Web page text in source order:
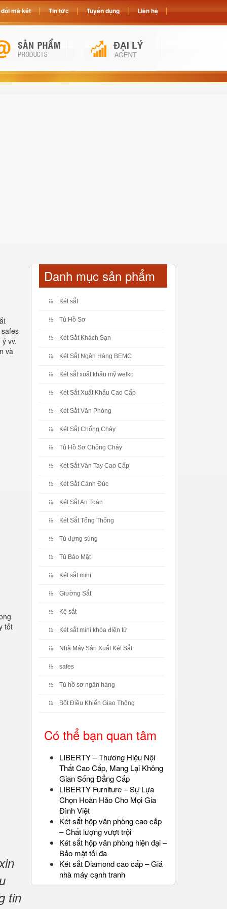
vv.
và
tốt
tin
Danh mục sản phẩm
Két sắt
Tủ Hồ Sơ
Két Sắt Khách Sạn
Két Sắt Ngân Hàng BEMC
Két sắt xuất khẩu mỹ welko
Két Sắt Xuất Khẩu Cao Cấp
Két Sắt Văn Phòng
Két Sắt Chống Cháy
Tủ Hồ Sơ Chống Cháy
Két Sắt Vân Tay Cao Cấp
Két Sắt Cánh Đúc
Két Sắt An Toàn
Két Sắt Tổng Thống
Tủ đựng súng
Tủ Bảo Mật
Két sắt mini
Giường Sắt
Kệ sắt
Két sắt mini khóa điện tử
Nhà Máy Sản Xuất Két Sắt
safes
Tủ hồ sơ ngân hàng
Bốt Điều Khiển Giao Thông
Có thể bạn quan tâm
LIBERTY – Thương Hiệu Nội
Thất Cao Cấp, Mang Lại Không
Gian Sống Đẳng Cấp
LIBERTY Furniture – Sự Lựa
Chọn Hoàn Hảo Cho Mọi Gia
Đình Việt
Két sắt hộp văn phòng cao cấp
– Chất lượng vượt trội
Két sắt hộp văn phòng hiện đại –
Bảo mật tối đa
Két sắt Diamond cao cấp – Giá
nhà máy cạnh tranh
mã két Tin tức Tuyển dụng Liên hệ